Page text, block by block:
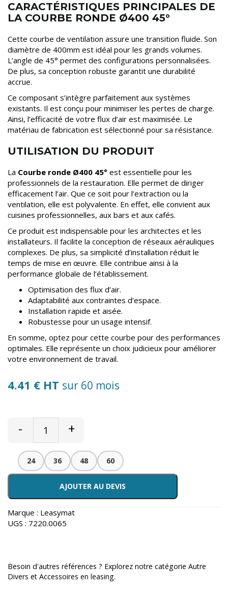
CARACTÉRISTIQUES PRINCIPALES DE
LA COURBE RONDE Ø400 45°
Cette courbe de ventilation assure une transition fluide. Son
diamètre de 400mm est idéal pour les grands volumes.
L’angle de 45° permet des configurations personnalisées.
De plus, sa conception robuste garantit une durabilité
accrue.
Ce composant s’intègre parfaitement aux systèmes
existants. Il est conçu pour minimiser les pertes de charge.
Ainsi, l’efficacité de votre flux d’air est maximisée. Le
matériau de fabrication est sélectionné pour sa résistance.
UTILISATION DU PRODUIT
La Courbe ronde Ø400 45° est essentielle pour les
professionnels de la restauration. Elle permet de diriger
efficacement l’air. Que ce soit pour l’extraction ou la
ventilation, elle est polyvalente. En effet, elle convient aux
cuisines professionnelles, aux bars et aux cafés.
Ce produit est indispensable pour les architectes et les
installateurs. Il facilite la conception de réseaux aérauliques
complexes. De plus, sa simplicité d’installation réduit le
temps de mise en œuvre. Elle contribue ainsi à la
performance globale de l’établissement.
Optimisation des flux d’air.
Adaptabilité aux contraintes d’espace.
Installation rapide et aisée.
Robustesse pour un usage intensif.
En somme, optez pour cette courbe pour des performances
optimales. Elle représente un choix judicieux pour améliorer
votre environnement de travail.
4.41 € HT sur 60 mois
- +
24 36 48 60
AJOUTER AU DEVIS
Marque : Leasymat
UGS : 7220.0065
Besoin d'autres références ? Explorez notre catégorie Autre
Divers et Accessoires en leasing.